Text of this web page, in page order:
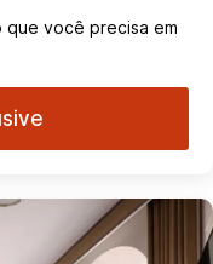
que você precisa em